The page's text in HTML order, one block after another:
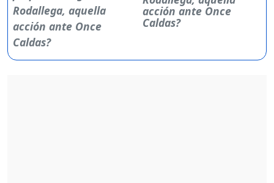
acción ante Once
Caldas?